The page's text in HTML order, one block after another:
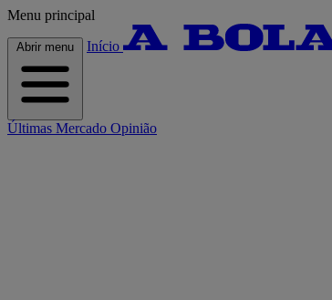
Menu principal
Abrir menu Início
Últimas Mercado Opinião